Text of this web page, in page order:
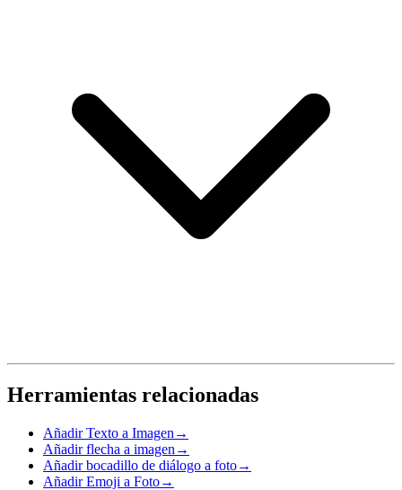
Herramientas relacionadas
Añadir Texto a Imagen →
Añadir flecha a imagen →
Añadir bocadillo de diálogo a foto→
Añadir Emoji a Foto→